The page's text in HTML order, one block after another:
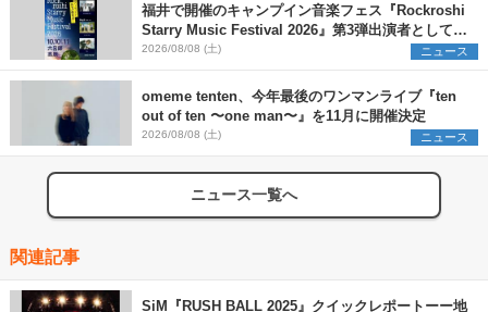
福井で開催のキャンプイン音楽フェス『Rockroshi
Starry Music Festival 2026』第3弾出演者として
SCOOBIE DO、かりゆし58、Reiを発表
2026/08/08 (土) ニュース
omeme tenten、今年最後のワンマンライブ『ten
out of ten 〜one man〜』を11月に開催決定
2026/08/08 (土) ニュース
ニュース一覧へ
関連記事
SiM『RUSH BALL 2025』クイックレポートーー地